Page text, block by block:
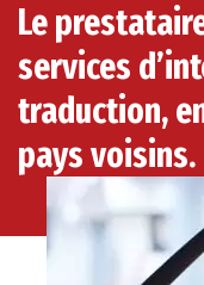
Le
services
traduction,
pays voisins.